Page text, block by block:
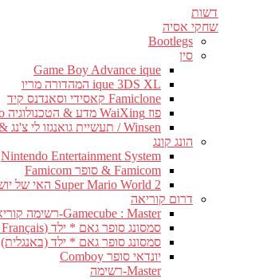
חדשות
משחקי אסיה
Bootlegs
סין
Game Boy Advance ique
ique 3DS XL המהדורה מריו
Famiclone קאסידי וסאנדנס קיד
פוז WaiXing מדע & הטכנולוגיה Co. בע"מ.
Winsen / תעשיית גואנגזו לי צ'נג & מסחר Co.
הונג קונג
Nintendo Entertainment System
Famicom & סופר Famicom
Super Mario World 2 האי של יושי
דרום קוריאה
Gamecube : Master-רשימה קוריאנית !
סמסונג סופר גאם * ילד (en Français)
סמסונג סופר גאם * ילד (באנגלית)
יונדאי סופר Comboy
Master-רשימה